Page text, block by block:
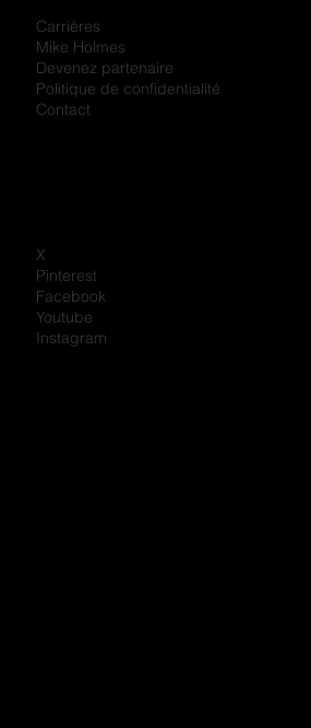
Carrières
Mike Holmes
Devenez partenaire
Politique de confidentialité
Contact
X
Pinterest
Facebook
Youtube
Instagram